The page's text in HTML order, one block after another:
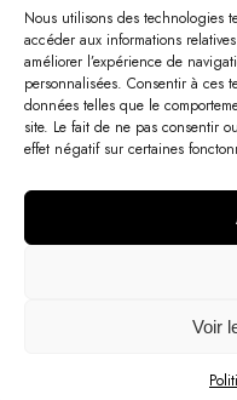
Nous utilisons des technologies
accéder aux informations
améliorer l’expérience de
personnalisées. Consentir à ces
données telles que le
site. Le fait de ne pas consentir
effet négatif sur certaines
Voir
Informations légales
Conditions d'utilisation